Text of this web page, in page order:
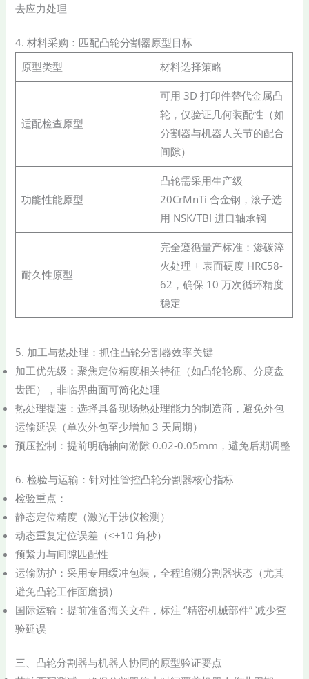
去应力处理
4. 材料采购：匹配凸轮分割器原型目标
原型类型
材料选择策略
适配检查原型
可用 3D 打印件替代金属凸
轮，仅验证几何装配性（如
分割器与机器人关节的配合
间隙）
功能性能原型
凸轮需采用生产级
20CrMnTi 合金钢，滚子选
用 NSK/TBI 进口轴承钢
耐久性原型
完全遵循量产标准：渗碳淬
火处理 + 表面硬度 HRC58-
62，确保 10 万次循环精度
稳定
5. 加工与热处理：抓住凸轮分割器效率关键
加工优先级：聚焦定位精度相关特征（如凸轮轮廓、分度盘
齿距），非临界曲面可简化处理
热处理提速：选择具备现场热处理能力的制造商，避免外包
运输延误（单次外包至少增加 3 天周期）
预压控制：提前明确轴向游隙 0.02-0.05mm，避免后期调整
6. 检验与运输：针对性管控凸轮分割器核心指标
检验重点：
静态定位精度（激光干涉仪检测）
动态重复定位误差（≤±10 角秒）
预紧力与间隙匹配性
运输防护：采用专用缓冲包装，全程追溯分割器状态（尤其
避免凸轮工作面磨损）
国际运输：提前准备海关文件，标注 “精密机械部件” 减少查
验延误
三、凸轮分割器与机器人协同的原型验证要点